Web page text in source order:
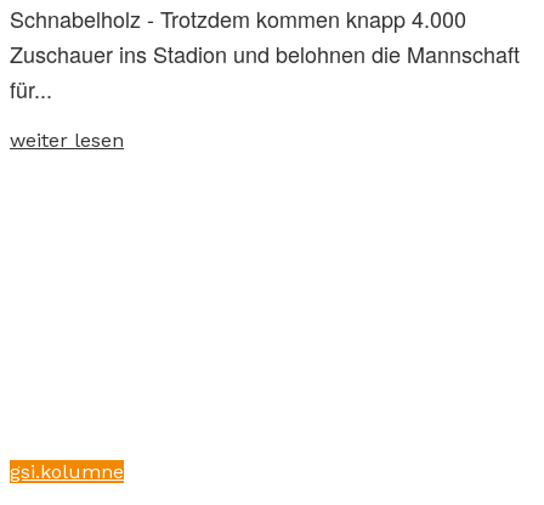
Schnabelholz - Trotzdem kommen knapp 4.000
Zuschauer ins Stadion und belohnen die Mannschaft
für...
weiter lesen
gsi.kolumne